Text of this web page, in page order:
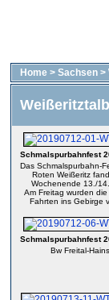
Home > Sachsen >
Schmalspurbahnfest
Das Schmalspurbahn-
Roten Weißeritz
Wochenende 13./
Am Freitag wurden
Fahrten ins Gebirge
Schmalspurbahnfest
Bw Freital-